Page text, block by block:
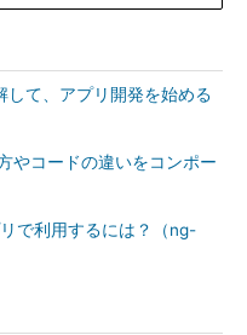
て、アプリ開発を始める
やコードの違いをコンポー
で利用するには？（ng-